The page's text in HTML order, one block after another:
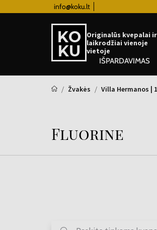
info@koku.lt
Originalūs kvepalai ir
laikrodžiai vienoje
vietoje
IŠPARDAVIMAS
Žvakės Villa Hermanos |
Fluorine